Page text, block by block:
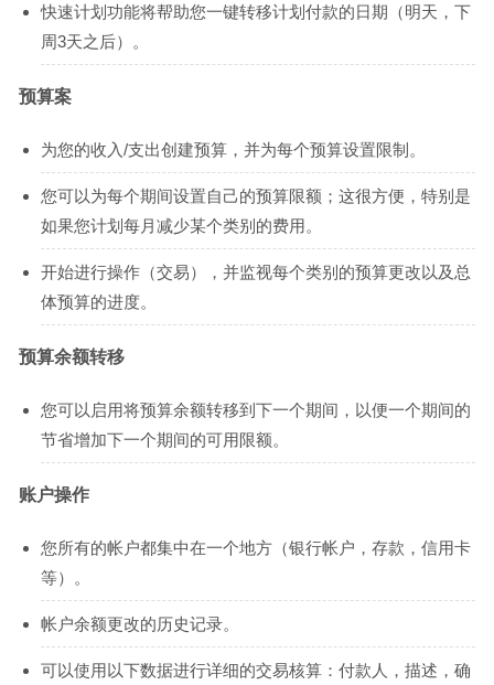
快速计划功能将帮助您一键转移计划付款的日期（明天，下
周3天之后）。
预算案
为您的收入/支出创建预算，并为每个预算设置限制。
您可以为每个期间设置自己的预算限额；这很方便，特别是
如果您计划每月减少某个类别的费用。
开始进行操作（交易），并监视每个类别的预算更改以及总
体预算的进度。
预算余额转移
您可以启用将预算余额转移到下一个期间，以便一个期间的
节省增加下一个期间的可用限额。
账户操作
您所有的帐户都集中在一个地方（银行帐户，存款，信用卡
等）。
帐户余额更改的历史记录。
可以使用以下数据进行详细的交易核算：付款人，描述，确